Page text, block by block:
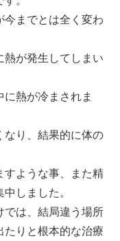
今までとは全く変わ
熱が発生してしまい
熱が冷まされま
なり、結果的に体の
すような事、また精
しました。
では、結局違う場所
たりと根本的な治療